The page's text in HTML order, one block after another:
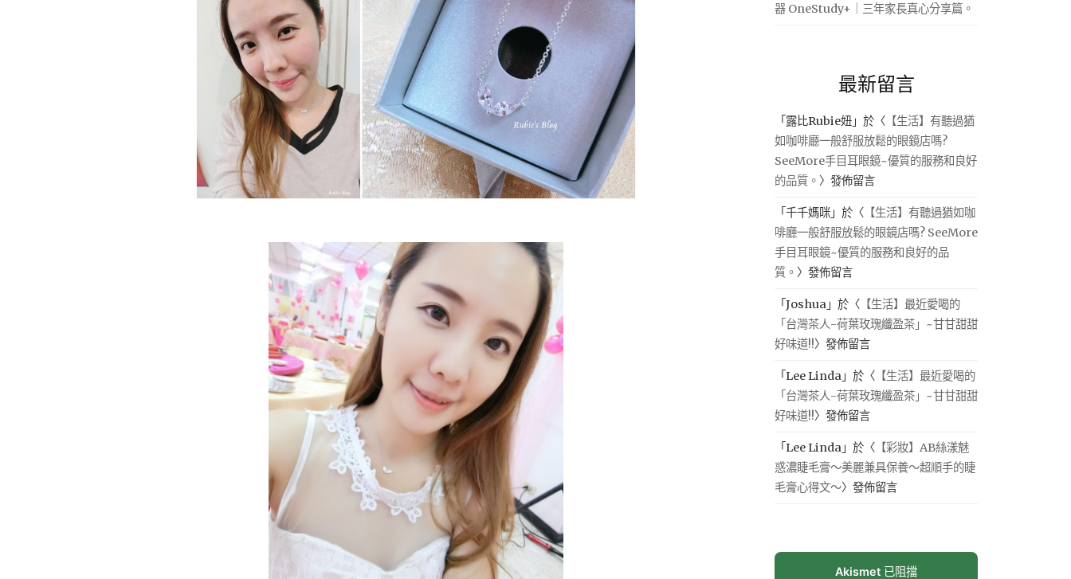
器 OneStudy+｜三年家長真心分享篇。
最新留言
「 露比Rubie妞 」於〈 【生活】有聽過猶
如咖啡廳一般舒服放鬆的眼鏡店嗎?
SeeMore手目耳眼鏡~優質的服務和良好
的品質。 〉發佈留言
「千千媽咪 」於〈 【生活】有聽過猶如咖
啡廳一般舒服放鬆的眼鏡店嗎? SeeMore
手目耳眼鏡~優質的服務和良好的品
質。 〉發佈留言
「Joshua 」於〈 【生活】最近愛喝的
「台灣茶人-荷葉玫瑰纖盈茶」~甘甘甜甜
好味道!!〉發佈留言
「Lee Linda 」於〈 【生活】最近愛喝的
「台灣茶人-荷葉玫瑰纖盈茶」~甘甘甜甜
好味道!!〉發佈留言
「Lee Linda 」於〈 【彩妝】AB絲漾魅
惑濃睫毛膏～美麗兼具保養～超順手的睫
毛膏心得文～〉發佈留言
Akismet 已阻擋